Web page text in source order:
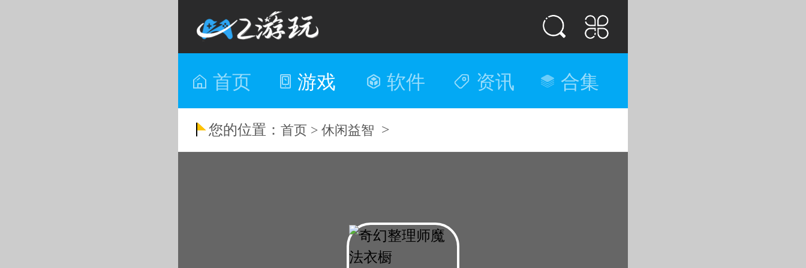
首页 游戏 软件 资讯 合集
您的位置： 首页 > 休闲益智 >